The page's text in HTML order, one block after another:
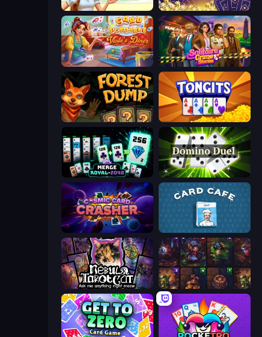
Emily's Hotel Solitaire Las Vegas Poker
Card Scramble: Viola's Diner Solitaire Crime Stories
Forest Dump Tongits
Merge Royal Domino Duel
Cosmic Card Crasher Card Cafe
Nébula Tarot Cat Cards Keeper